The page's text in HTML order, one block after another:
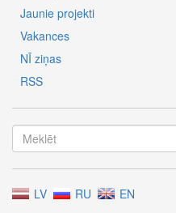
Jaunie projekti
Vakances
NĪ ziņas
RSS
LV RU EN